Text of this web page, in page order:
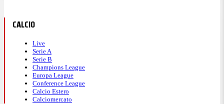
CALCIO
Live
Serie A
Serie B
Champions League
Europa League
Conference League
Calcio Estero
Calciomercato